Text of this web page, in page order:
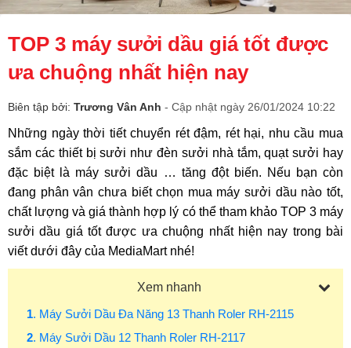
TOP 3 máy sưởi dầu giá tốt được
ưa chuộng nhất hiện nay
Biên tập bởi: Trương Vân Anh - Cập nhật ngày 26/01/2024 10:22
Những ngày thời tiết chuyển rét đậm, rét hại, nhu cầu mua
sắm các thiết bị sưởi như đèn sưởi nhà tắm, quạt sưởi hay
đặc biệt là máy sưởi dầu … tăng đột biến. Nếu bạn còn
đang phân vân chưa biết chọn mua máy sưởi dầu nào tốt,
chất lượng và giá thành hợp lý có thể tham khảo TOP 3 máy
sưởi dầu giá tốt được ưa chuộng nhất hiện nay trong bài
viết dưới đây của MediaMart nhé!
Xem nhanh
1. Máy Sưởi Dầu Đa Năng 13 Thanh Roler RH-2115
2. Máy Sưởi Dầu 12 Thanh Roler RH-2117